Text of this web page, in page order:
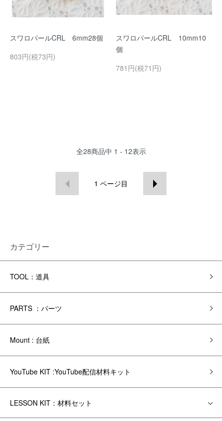
スワロパールCRL 6mm28個
803円(税73円)
スワロパールCRL 10mm10
個
781円(税71円)
全28商品中 1 - 12表示
1 ページ目
カテゴリー
TOOL：道具
PARTS ：パーツ
Mount : 台紙
YouTube KIT :YouTube配信材料キット
LESSON KIT：材料セット